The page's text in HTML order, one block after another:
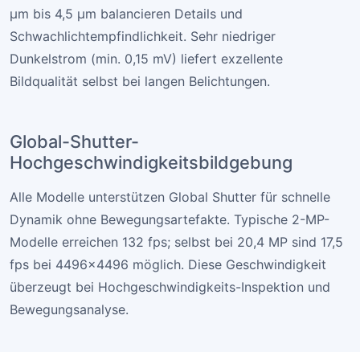
µm bis 4,5 µm balancieren Details und
Schwachlichtempfindlichkeit. Sehr niedriger
Dunkelstrom (min. 0,15 mV) liefert exzellente
Bildqualität selbst bei langen Belichtungen.
Global-Shutter-
Hochgeschwindigkeitsbildgebung
Alle Modelle unterstützen Global Shutter für schnelle
Dynamik ohne Bewegungsartefakte. Typische 2-MP-
Modelle erreichen 132 fps; selbst bei 20,4 MP sind 17,5
fps bei 4496×4496 möglich. Diese Geschwindigkeit
überzeugt bei Hochgeschwindigkeits-Inspektion und
Bewegungsanalyse.